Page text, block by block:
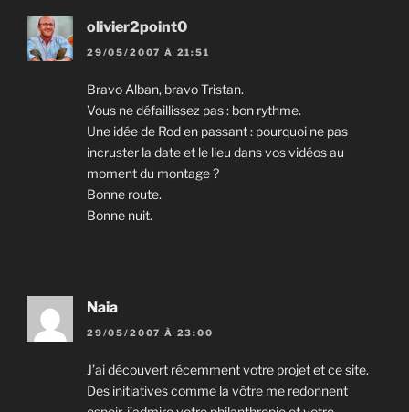
olivier2point0
29/05/2007 À 21:51
Bravo Alban, bravo Tristan.
Vous ne défaillissez pas : bon rythme.
Une idée de Rod en passant : pourquoi ne pas
incruster la date et le lieu dans vos vidéos au
moment du montage ?
Bonne route.
Bonne nuit.
Naia
29/05/2007 À 23:00
J’ai découvert récemment votre projet et ce site.
Des initiatives comme la vôtre me redonnent